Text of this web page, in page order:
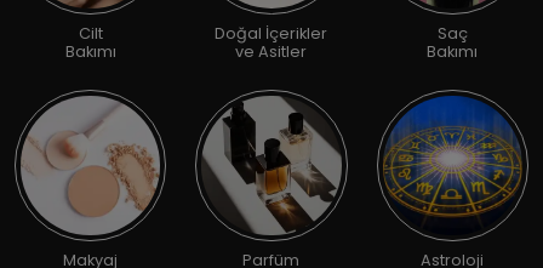
Cilt
Bakımı
Doğal İçerikler
ve Asitler
Saç
Bakımı
Makyaj
Parfüm Astroloji